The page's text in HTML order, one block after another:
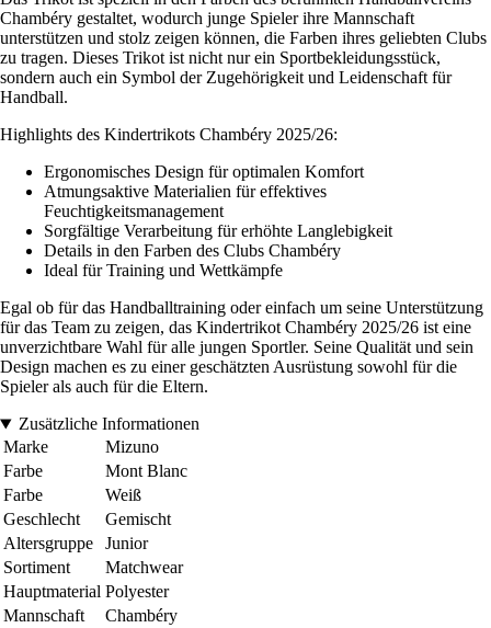
Chambéry gestaltet, wodurch junge Spieler ihre Mannschaft
unterstützen und stolz zeigen können, die Farben ihres geliebten Clubs
zu tragen. Dieses Trikot ist nicht nur ein Sportbekleidungsstück,
sondern auch ein Symbol der Zugehörigkeit und Leidenschaft für
Handball.
Highlights des Kindertrikots Chambéry 2025/26:
Ergonomisches Design für optimalen Komfort
Atmungsaktive Materialien für effektives
Feuchtigkeitsmanagement
Sorgfältige Verarbeitung für erhöhte Langlebigkeit
Details in den Farben des Clubs Chambéry
Ideal für Training und Wettkämpfe
Egal ob für das Handballtraining oder einfach um seine Unterstützung
für das Team zu zeigen, das Kindertrikot Chambéry 2025/26 ist eine
unverzichtbare Wahl für alle jungen Sportler. Seine Qualität und sein
Design machen es zu einer geschätzten Ausrüstung sowohl für die
Spieler als auch für die Eltern.
Zusätzliche Informationen
Marke
Mizuno
Farbe
Mont Blanc
Farbe
Weiß
Geschlecht
Gemischt
Altersgruppe
Junior
Sortiment
Matchwear
Hauptmaterial Polyester
Mannschaft
Chambéry